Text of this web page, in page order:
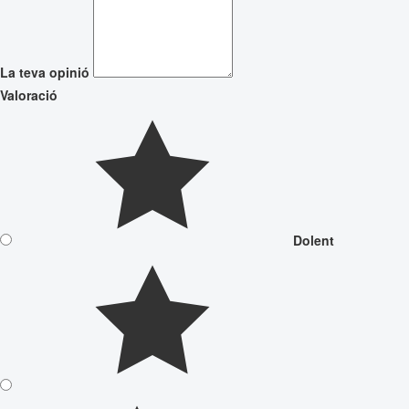
La teva opinió
Valoració
Dolent